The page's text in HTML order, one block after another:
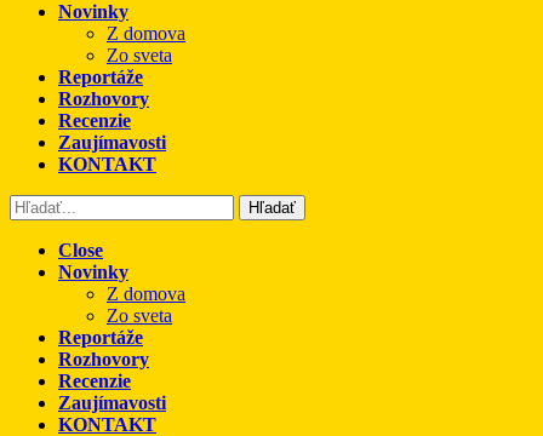
Novinky
Z domova
Zo sveta
Reportáže
Rozhovory
Recenzie
Zaujímavosti
KONTAKT
Hľadať
Close
Novinky
Z domova
Zo sveta
Reportáže
Rozhovory
Recenzie
Zaujímavosti
KONTAKT